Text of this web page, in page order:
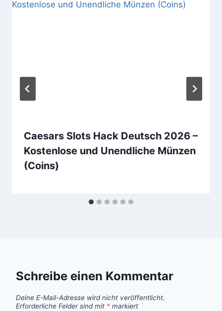
Caesars Slots Hack Deutsch 2026 –
Kostenlose und Unendliche Münzen
(Coins)
Schreibe einen Kommentar
Deine E-Mail-Adresse wird nicht veröffentlicht.
Erforderliche Felder sind mit * markiert